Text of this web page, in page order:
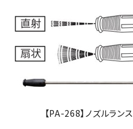
【PA-268】ノズルランス